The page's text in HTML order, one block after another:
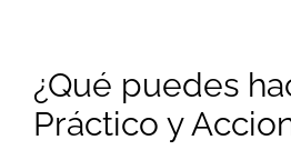
¿Qué puedes
Práctico y